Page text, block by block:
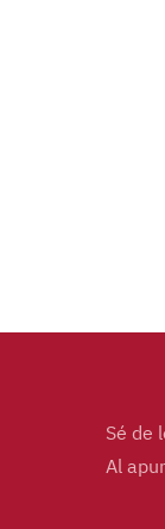
Sé de
Al